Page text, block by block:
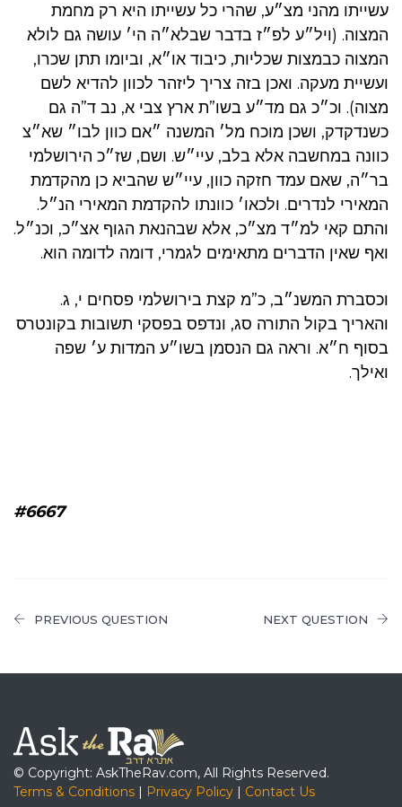
עשייתו מהני מצ״ע, שהרי כל עשייתו היא רק מחמת
המצוה. (ויל״ע לפ״ז בדבר שבלא״ה הי׳ עושה גם לולא
המצוה כבמצות שכליות, כיבוד או״א, וביומו תתן שכרו,
ועשיית מעקה. ואכן בזה צריך ליזהר לכוון להדיא לשם
מצוה). וכ״כ גם מד״ע בשו”ת ארץ צבי א, נב ד”ה גם
כשנדקדק, ושכן מוכח מל׳ המשנה ״אם כוון לבו״ שא״צ
כוונה במחשבה אלא בלב, עיי״ש. ושם, שז״כ הירושלמי
בר״ה, שאם עמד חזקה כוון, עיי״ש שהביא כן מהקדמת
המאירי לנדרים. ולכאו׳ כוונתו להקדמת המאירי הנ״ל.
והתם קאי למ״ד מצ״כ, אלא שבהנאת הגוף אצ״כ, וכנ״ל.
ואף שאין הדברים מתאימים לגמרי, דומה לדומה הוא.
וכסברת המשנ״ב, כ”מ קצת בירושלמי פסחים י, ג.
והאריך בקול התורה סג, ונדפס בפסקי תשובות בקונטרס
בסוף ח״א. וראה גם הנסמן בשו״ע המדות ע׳ שפה
ואילך.
#6667
PREVIOUS QUESTION NEXT QUESTION
© Copyright: AskTheRav.com, All Rights Reserved.
Terms & Conditions | Privacy Policy | Contact Us